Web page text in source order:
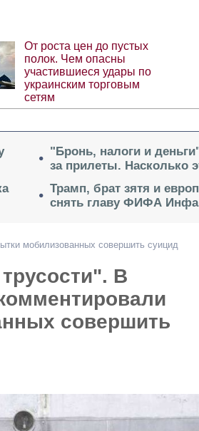
От роста цен до пустых
полок. Чем опасны
участившиеся удары по
украинским торговым
сетям
"Бронь, налоги и
за прилеты. Насколько
Трамп, брат зятя и
снять главу ФИФА
мобилизованных совершить суицид
В
совершить